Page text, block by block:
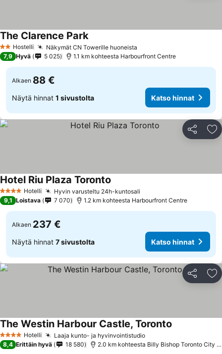
2 Tähtiluokitus
Hostelli Näkymät CN Towerille huoneista
The Clarence Park
7,9 Hyvä 5 025 1.1 km kohteesta Harbourfront Centre
Alkaen 88 €
Näytä hinnat 1 sivustolta Katso hinnat
Jaa
4 Tähtiluokitus
Hotelli Hyvin varusteltu 24h-kuntosali
Hotel Riu Plaza Toronto
9,1 Loistava 7 070 1.2 km kohteesta Harbourfront Centre
Alkaen 237 €
Näytä hinnat 7 sivustolta Katso hinnat
Jaa
4 Tähtiluokitus
Hotelli Laaja kunto- ja hyvinvointistudio
The Westin Harbour Castle, Toronto
8,4 Erittäin hyvä 18 580 2.0 km kohteesta Billy Bishop Toronto City Airport